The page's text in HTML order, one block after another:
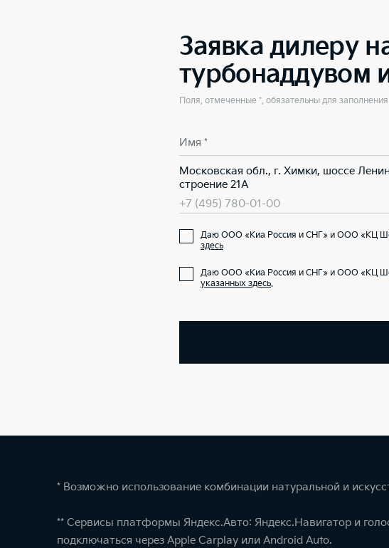
Заявка дилеру
турбонаддувом
Поля, отмеченные *, обязательны для заполнения
Имя *
Московская обл., г. Химки, шоссе
строение 21А
+7 (495) 780-01-00
Даю ООО «Киа Россия и СНГ» и ООО «КЦ
здесь
Даю ООО «Киа Россия и СНГ» и ООО «КЦ
указанных здесь.
* Возможно использование комбинации натуральной и
** Сервисы платформы Яндекс.Авто: Яндекс.Навигатор и
подключаться через Apple Carplay или Android Auto.